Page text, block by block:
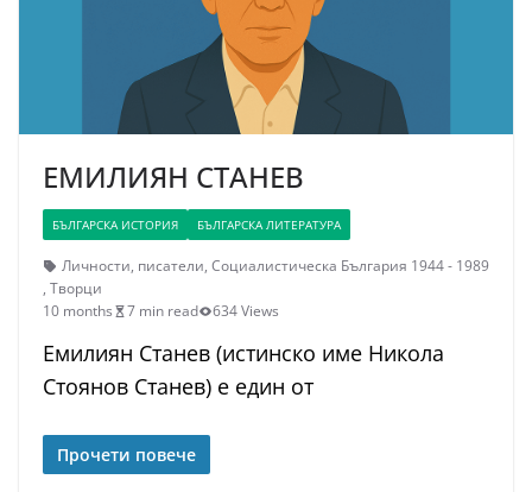
ЕМИЛИЯН СТАНЕВ
БЪЛГАРСКА ИСТОРИЯ БЪЛГАРСКА ЛИТЕРАТУРА
Личности, писатели, Социалистическа България 1944 - 1989
, Творци
10 months
7 min read 634 Views
Емилиян Станев (истинско име Никола
Стоянов Станев) е един от
Прочети повече